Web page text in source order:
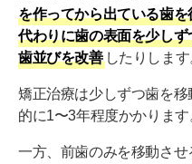
を作ってから出ている歯
代わりに歯の表面を少しず
歯並びを改善 したりします
矯正治療は少しずつ歯を
的に1〜3年程度かかります
一方、前歯のみを移動さ